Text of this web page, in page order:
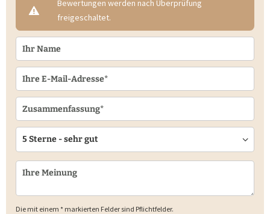
Bewertungen werden nach Überprüfung
freigeschaltet.
Die mit einem * markierten Felder sind Pflichtfelder.